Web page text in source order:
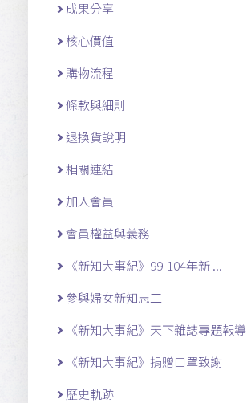
成果分享
核心價值
購物流程
條款與細則
退換貨說明
相關連結
加入會員
會員權益與義務
《新知大事紀》99-104年新 ...
參與婦女新知志工
《新知大事紀》天下雜誌專題報導
《新知大事紀》捐贈口罩致謝
歷史軌跡